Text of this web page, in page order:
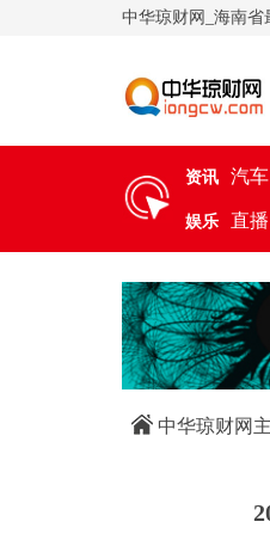
中华琼财网_海南省
资讯 汽车
娱乐 直播
中华琼财网